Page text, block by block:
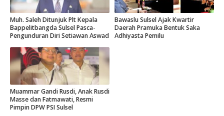
Muh. Saleh Ditunjuk Plt Kepala
Bappelitbangda Sulsel Pasca-
Pengunduran Diri Setiawan Aswad
Bawaslu Sulsel Ajak Kwartir
Daerah Pramuka Bentuk Saka
Adhiyasta Pemilu
Muammar Gandi Rusdi, Anak Rusdi
Masse dan Fatmawati, Resmi
Pimpin DPW PSI Sulsel